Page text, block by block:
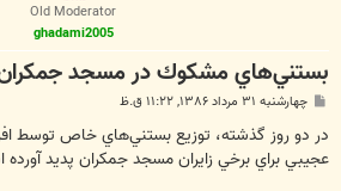
Old Moderator
ghadami2005
بستني‌هاي مشكوك در مسجد
س
ت
چهارشنبه ۳۱ مرداد ۱۳۸۶, ۱۱:۲۲ ق.ظ
در دو روز گذشته، توزيع بستني‌هاي خاص توسط
عجيبي براي برخي زايران مسجد جمكران پديد